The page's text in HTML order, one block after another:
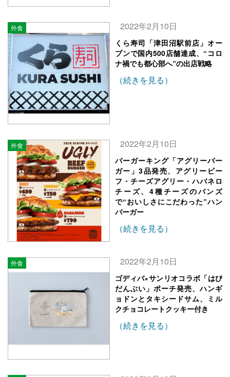
外食 2022年2月10日
くら寿司「津田沼駅前店」オー
プンで国内500店舗達成、“コロ
ナ禍でも都心部へ”の出店戦略
（続きを見る）
外食 2022年2月10日
バーガーキング「アグリーバー
ガー」3品発売、アグリービー
フ・チーズアグリー・ハバネロ
チーズ、4種チーズのバンズ
で“おいしさにこだわった”ハン
バーガー
（続きを見る）
外食 2022年2月10日
ゴディバ×サンリオコラボ「はぴ
だんぶい」ポーチ発売、ハンギ
ョドンとタキシードサム、ミル
クチョコレートクッキー付き
（続きを見る）